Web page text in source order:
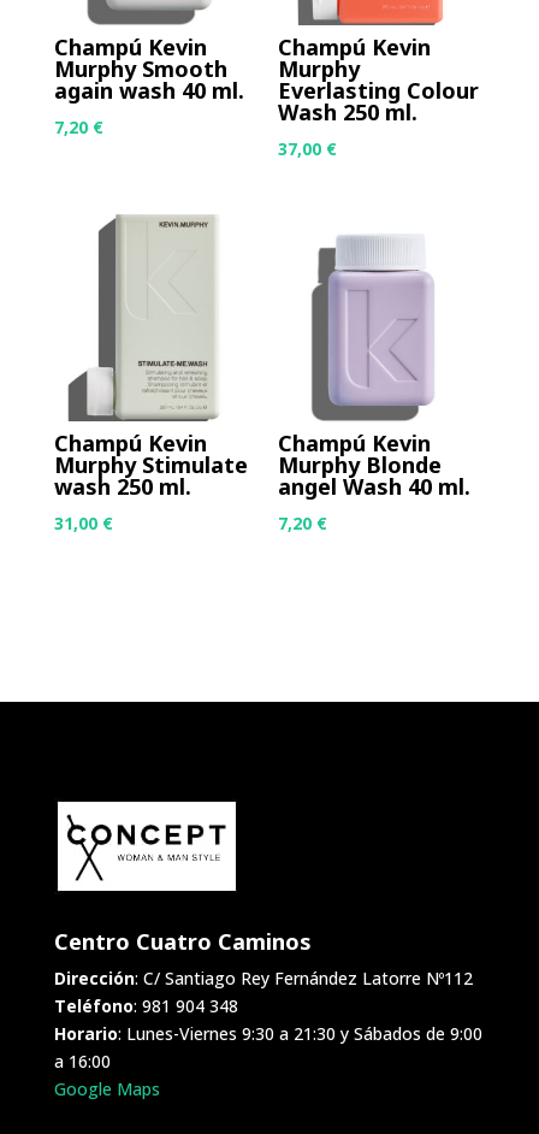
Champú Kevin
Murphy Smooth
again wash 40 ml.
7,20 €
Champú Kevin
Murphy
Everlasting Colour
Wash 250 ml.
37,00 €
Champú Kevin
Murphy Stimulate
wash 250 ml.
31,00 €
Champú Kevin
Murphy Blonde
angel Wash 40 ml.
7,20 €
Centro Cuatro Caminos
Dirección: C/ Santiago Rey Fernández Latorre Nº112
Teléfono: 981 904 348
Horario: Lunes-Viernes 9:30 a 21:30 y Sábados de 9:00
a 16:00
Google Maps